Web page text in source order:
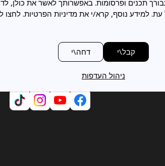
והטבות בלעדיות
עקבו אחרינו
תכנים ופרסומות. באפשרותך לאשר את כולן,
למידע נוסף, קרא/י את מדיניות הפרטיות. לחצו
קבל\י דחה\י
ניהול העדפות